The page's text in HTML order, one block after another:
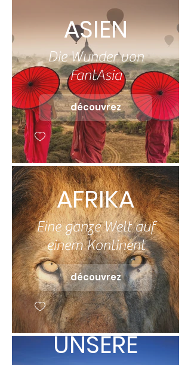
ASIEN
Die Wunder von
FantAsia
découvrez
AFRIKA
Eine ganze Welt auf
einem Kontinent
découvrez
UNSERE